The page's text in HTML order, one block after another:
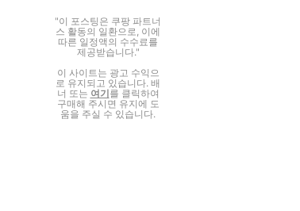
"이 포스팅은 쿠팡 파트너
스 활동의 일환으로, 이에
따른 일정액의 수수료를
제공받습니다."
이 사이트는 광고 수익으
로 유지되고 있습니다. 배
너 또는 여기를 클릭하여
구매해 주시면 유지에 도
움을 주실 수 있습니다.